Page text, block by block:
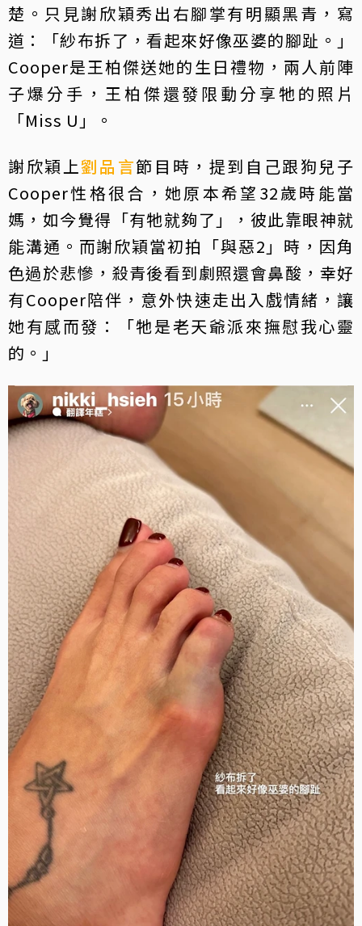
楚。只見謝欣穎秀出右腳掌有明顯黑青，寫
道：「紗布拆了，看起來好像巫婆的腳趾。」
Cooper是王柏傑送她的生日禮物，兩人前陣
子爆分手，王柏傑還發限動分享牠的照片
「Miss U」。
謝欣穎上劉品言節目時，提到自己跟狗兒子
Cooper性格很合，她原本希望32歲時能當
媽，如今覺得「有牠就夠了」，彼此靠眼神就
能溝通。而謝欣穎當初拍「與惡2」時，因角
色過於悲慘，殺青後看到劇照還會鼻酸，幸好
有Cooper陪伴，意外快速走出入戲情緒，讓
她有感而發：「牠是老天爺派來撫慰我心靈
的。」